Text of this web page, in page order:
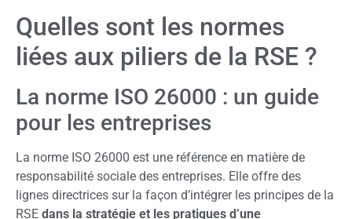
Quelles sont les normes
liées aux piliers de la RSE ?
La norme ISO 26000 : un guide
pour les entreprises
La norme ISO 26000 est une référence en matière de
responsabilité sociale des entreprises. Elle offre des
lignes directrices sur la façon d’intégrer les principes de la
RSE dans la stratégie et les pratiques d’une